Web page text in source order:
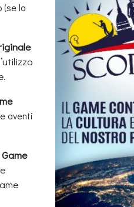
(se la
aventi